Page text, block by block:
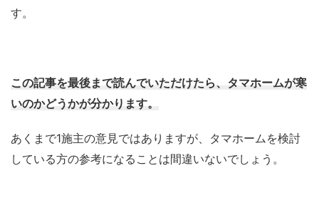
す。
この記事を最後まで読んでいただけたら、タマホームが寒
いのかどうかが分かります。
あくまで1施主の意見ではありますが、タマホームを検討
している方の参考になることは間違いないでしょう。